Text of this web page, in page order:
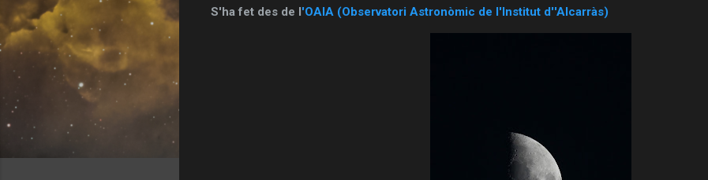
S'ha fet des de l'OAIA (Observatori Astronòmic de l'Institut d''Alcarràs)